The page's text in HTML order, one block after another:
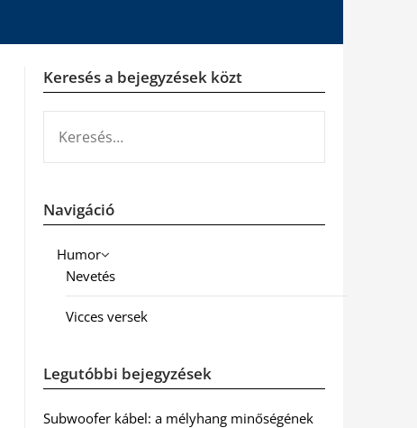
Keresés a bejegyzések közt
Navigáció
Humor
Nevetés
Vicces versek
Legutóbbi bejegyzések
Subwoofer kábel: a mélyhang minőségének